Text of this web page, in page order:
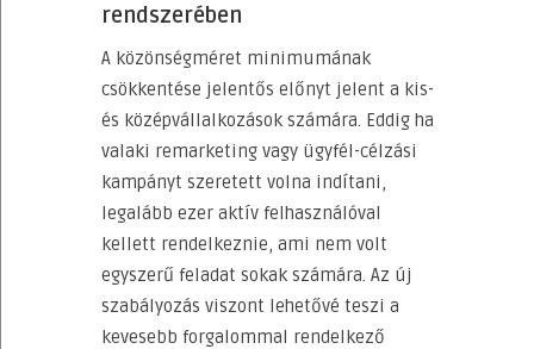
rendszerében
A közönségméret minimumának
csökkentése jelentős előnyt jelent a kis-
és középvállalkozások számára. Eddig ha
valaki remarketing vagy ügyfél-célzási
kampányt szeretett volna indítani,
legalább ezer aktív felhasználóval
kellett rendelkeznie, ami nem volt
egyszerű feladat sokak számára. Az új
szabályozás viszont lehetővé teszi a
kevesebb forgalommal rendelkező